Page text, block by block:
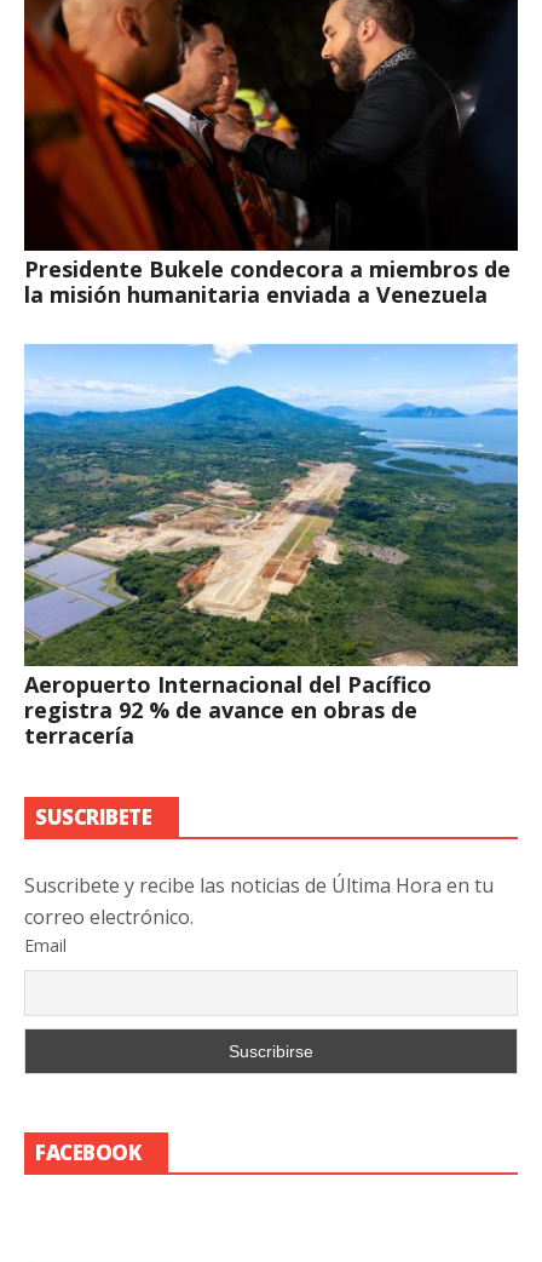
Presidente Bukele condecora a miembros de
la misión humanitaria enviada a Venezuela
Aeropuerto Internacional del Pacífico
registra 92 % de avance en obras de
terracería
SUSCRIBETE
Suscribete y recibe las noticias de Última Hora en tu
correo electrónico.
Email
FACEBOOK